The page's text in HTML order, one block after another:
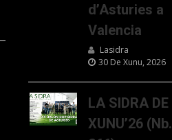
d’Asturies a
Valencia
Lasidra
30 De Xunu, 2026
LA SIDRA DE
XUNU’26 (Nb.